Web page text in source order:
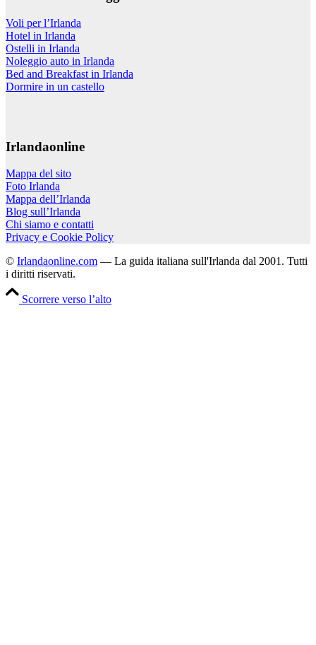
Voli per l’Irlanda
Hotel in Irlanda
Ostelli in Irlanda
Noleggio auto in Irlanda
Bed and Breakfast in Irlanda
Dormire in un castello
Irlandaonline
Mappa del sito
Foto Irlanda
Mappa dell’Irlanda
Blog sull’Irlanda
Chi siamo e contatti
Privacy e Cookie Policy
© Irlandaonline.com — La guida italiana sull'Irlanda dal 2001. Tutti
i diritti riservati.
Scorrere verso l’alto